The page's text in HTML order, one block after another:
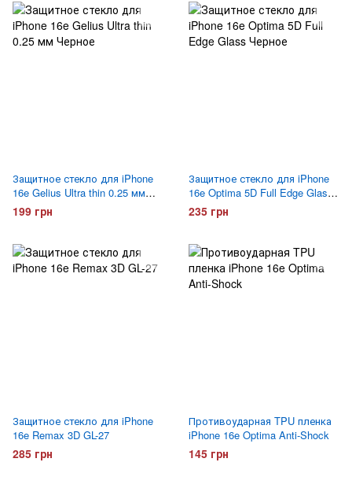
Защитное стекло для iPhone
16e Gelius Ultra thin 0.25 мм
Черное
199 грн
Защитное стекло для iPhone
16e Optima 5D Full Edge Glass
Черное
235 грн
Защитное стекло для iPhone
16e Remax 3D GL-27
285 грн
Противоударная TPU пленка
iPhone 16e Optima Anti-Shock
145 грн